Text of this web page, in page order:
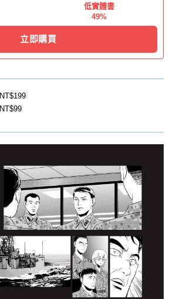
低實體書
49%
立即購買
NT$199
NT$99